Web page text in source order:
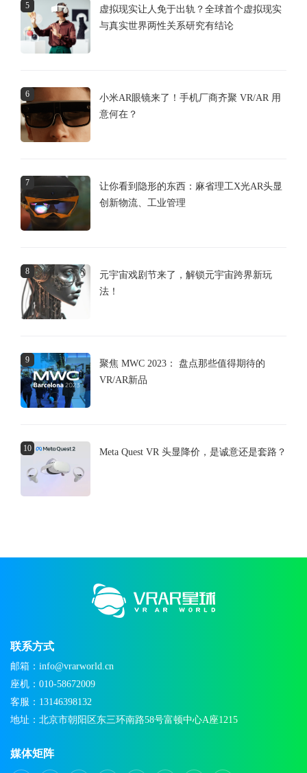
5
虚拟现实让人免于出轨？全球首个虚拟现实
与真实世界两性关系研究有结论
6
小米AR眼镜来了！手机厂商齐聚 VR/AR 用
意何在？
7
让你看到隐形的东西：麻省理工X光AR头显
创新物流、工业管理
8
元宇宙戏剧节来了，解锁元宇宙跨界新玩
法！
9
聚焦 MWC 2023： 盘点那些值得期待的
VR/AR新品
10 Meta Quest VR 头显降价，是诚意还是套路？
联系方式
邮箱：info@vrarworld.cn
座机：010-58672009
客服：13146398132
地址：北京市朝阳区东三环南路58号富顿中心A座1215
媒体矩阵